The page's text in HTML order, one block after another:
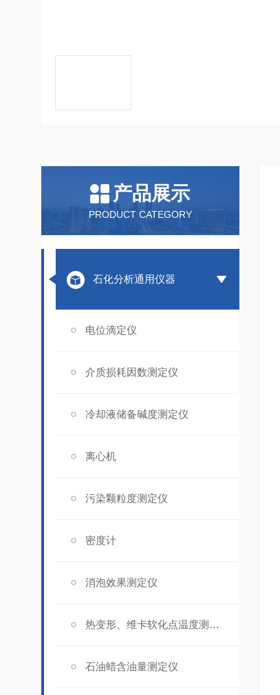
产品展示
PRODUCT CATEGORY
石化分析通用仪器
电位滴定仪
介质损耗因数测定仪
冷却液储备碱度测定仪
离心机
污染颗粒度测定仪
密度计
消泡效果测定仪
热变形、维卡软化点温度测定仪
石油蜡含油量测定仪